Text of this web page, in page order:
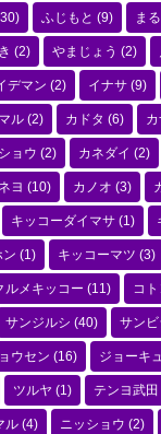
ふじもと (9) ま
(2) やまじょう (2)
デマン (2) イナサ (9)
ル (2) カドタ (6)
ョウ (2) カネダイ (2)
ヨ (10) カノオ (3)
キッコーダイマサ (1)
ン (1) キッコーマツ (3)
ルメキッコー (11) コト
サンジルシ (40) サンビ
ウセン (16) ジョーキ
ツルヤ (1) テンヨ武田
ル (4) ニッショウ (2)